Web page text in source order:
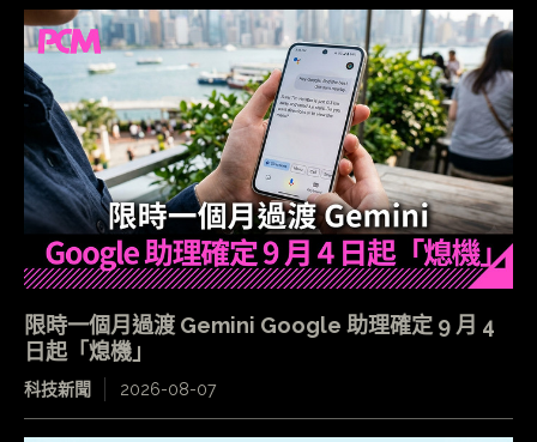
限時一個月過渡 Gemini Google 助理確定 9 月 4
日起「熄機」
科技新聞 2026-08-07